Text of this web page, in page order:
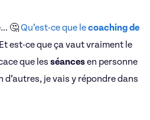
🤔Qu’est-ce que lecoaching de
Et est-ce que ça vaut vraiment le
que les séancesen personne
d’autres, je vais y répondre dans